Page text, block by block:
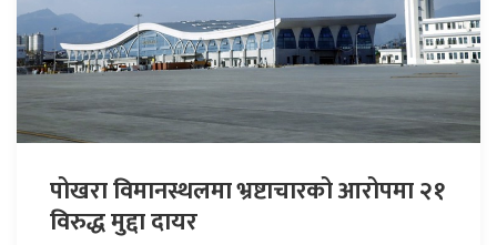
पोखरा विमानस्थलमा भ्रष्टाचारको आरोपमा २१
विरुद्ध मुद्दा दायर